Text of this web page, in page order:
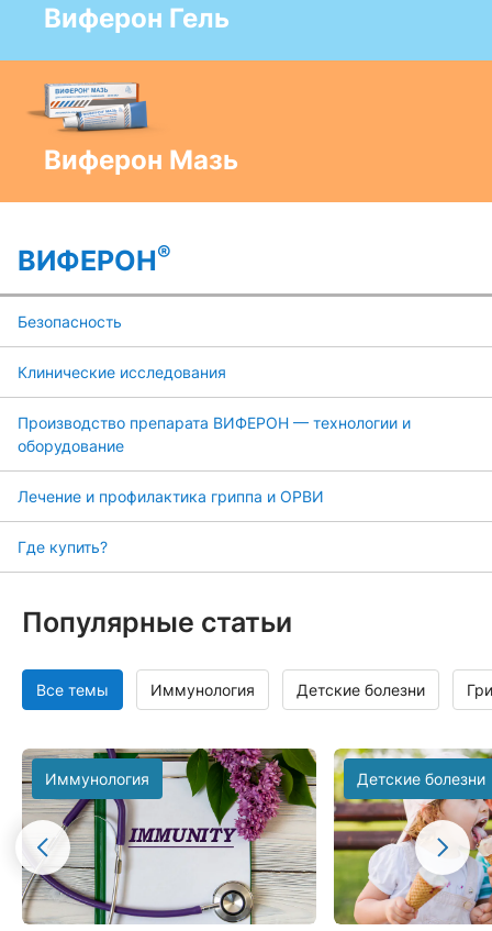
Виферон Гель
Виферон Мазь
ВИФЕРОН®
Безопасность
Клинические исследования
Производство препарата ВИФЕРОН — технологии и
оборудование
Лечение и профилактика гриппа и ОРВИ
Где купить?
Популярные статьи
Все темы Иммунология Детские болезни
Иммунология Детские болезни